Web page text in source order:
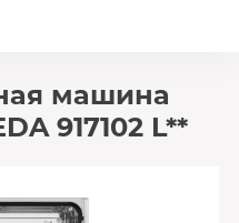
машина
917102 L**